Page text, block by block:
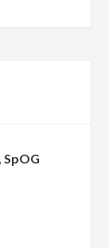
SpOG